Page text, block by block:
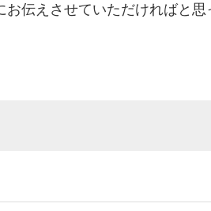
お伝えさせていただければと